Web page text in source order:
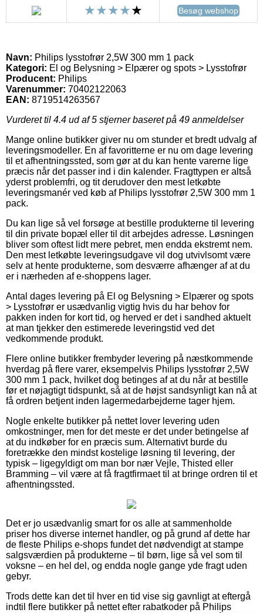
Besøg webshop
Navn: Philips lysstofrør 2,5W 300 mm 1 pack
Kategori: El og Belysning > Elpærer og spots > Lysstofrør
Producent: Philips
Varenummer: 70402122063
EAN: 8719514263567
Vurderet til 4.4 ud af 5 stjerner baseret på 49 anmeldelser
Mange online butikker giver nu om stunder et bredt udvalg af
leveringsmodeller. En af favoritterne er nu om dage levering
til et afhentningssted, som gør at du kan hente varerne lige
præcis når det passer ind i din kalender. Fragttypen er altså
yderst problemfri, og tit derudover den mest letkøbte
leveringsmanér ved køb af Philips lysstofrør 2,5W 300 mm 1
pack.
Du kan lige så vel forsøge at bestille produkterne til levering
til din private bopæl eller til dit arbejdes adresse. Løsningen
bliver som oftest lidt mere pebret, men endda ekstremt nem.
Den mest letkøbte leveringsudgave vil dog utvivlsomt være
selv at hente produkterne, som desværre afhænger af at du
er i nærheden af e-shoppens lager.
Antal dages levering på El og Belysning > Elpærer og spots
> Lysstofrør er usædvanlig vigtig hvis du har behov for
pakken inden for kort tid, og herved er det i sandhed aktuelt
at man tjekker den estimerede leveringstid ved det
vedkommende produkt.
Flere online butikker frembyder levering på næstkommende
hverdag på flere varer, eksempelvis Philips lysstofrør 2,5W
300 mm 1 pack, hvilket dog betinges af at du når at bestille
før et nøjagtigt tidspunkt, så at de højst sandsynligt kan nå at
få ordren betjent inden lagermedarbejderne tager hjem.
Nogle enkelte butikker på nettet lover levering uden
omkostninger, men for det meste er det under betingelse af
at du indkøber for en præcis sum. Alternativt burde du
foretrække den mindst kostelige løsning til levering, der
typisk – ligegyldigt om man bor nær Vejle, Thisted eller
Bramming – vil være at få fragtfirmaet til at bringe ordren til et
afhentningssted.
Det er jo usædvanlig smart for os alle at sammenholde
priser hos diverse internet handler, og på grund af dette har
de fleste Philips e-shops fundet det nødvendigt at stampe
salgsværdien på produkterne – til børn, lige så vel som til
voksne – en hel del, og endda nogle gange yde fragt uden
gebyr.
Trods dette kan det til hver en tid vise sig gavnligt at eftergå
indtil flere butikker på nettet efter rabatkoder på Philips